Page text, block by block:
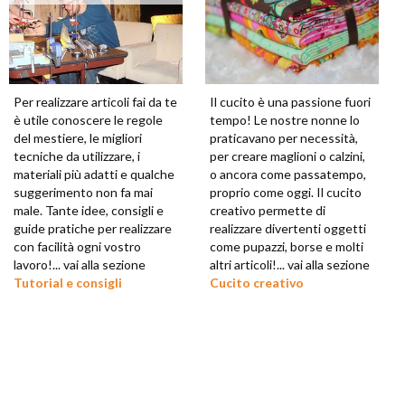
Per realizzare articoli fai da te
è utile conoscere le regole
del mestiere, le migliori
tecniche da utilizzare, i
materiali più adatti e qualche
suggerimento non fa mai
male. Tante idee, consigli e
guide pratiche per realizzare
con facilità ogni vostro
lavoro!... vai alla sezione
Tutorial e consigli
Il cucito è una passione fuori
tempo! Le nostre nonne lo
praticavano per necessità,
per creare maglioni o calzini,
o ancora come passatempo,
proprio come oggi. Il cucito
creativo permette di
realizzare divertenti oggetti
come pupazzi, borse e molti
altri articoli!... vai alla sezione
Cucito creativo